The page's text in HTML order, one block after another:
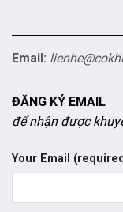
Email:
ĐĂNG KÝ EMAIL
để nhận được
Your Email